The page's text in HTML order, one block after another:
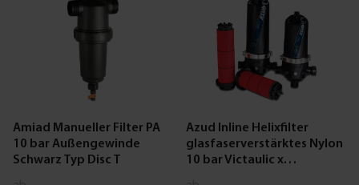
Amiad Manueller Filter PA
10 bar Außengewinde
Schwarz Typ Disc T
Azud Inline Helixfilter
glasfaserverstärktes Nylon
10 bar Victaulic x